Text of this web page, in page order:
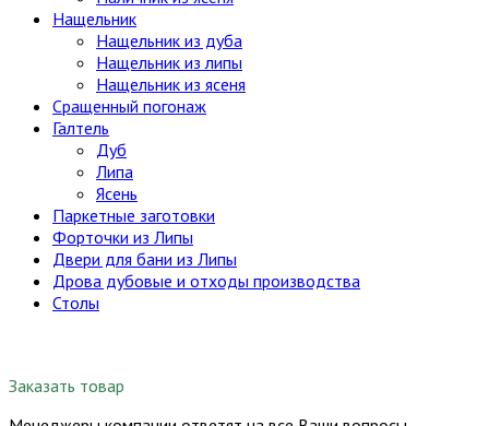
Нащельник
Нащельник из дуба
Нащельник из липы
Нащельник из ясеня
Сращенный погонаж
Галтель
Дуб
Липа
Ясень
Паркетные заготовки
Форточки из Липы
Двери для бани из Липы
Дрова дубовые и отходы производства
Столы
Заказать товар